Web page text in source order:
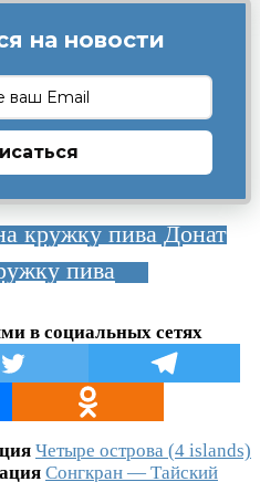
на новости
Донат
пива
в социальных сетях
Четыре острова (4 islands)
Сонгкран — Тайский